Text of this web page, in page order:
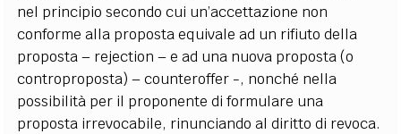
nel principio secondo cui un’accettazione non
conforme alla proposta equivale ad un rifiuto della
proposta – rejection – e ad una nuova proposta (o
controproposta) – counteroffer -, nonché nella
possibilità per il proponente di formulare una
proposta irrevocabile, rinunciando al diritto di revoca.